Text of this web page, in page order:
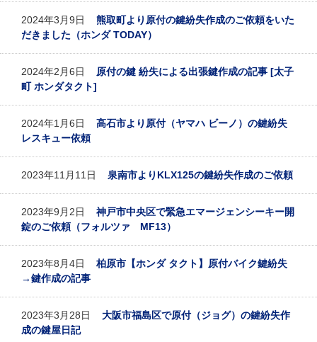
2024年3月9日 熊取町より原付の鍵紛失作成のご依頼をいた
だきました（ホンダ TODAY）
2024年2月6日 原付の鍵 紛失による出張鍵作成の記事 [太子
町 ホンダタクト]
2024年1月6日 高石市より原付（ヤマハ ビーノ）の鍵紛失
レスキュー依頼
2023年11月11日 泉南市よりKLX125の鍵紛失作成のご依頼
2023年9月2日 神戸市中央区で緊急エマージェンシーキー開
錠のご依頼（フォルツァ MF13）
2023年8月4日 柏原市【ホンダ タクト】原付バイク鍵紛失
→鍵作成の記事
2023年3月28日 大阪市福島区で原付（ジョグ）の鍵紛失作
成の鍵屋日記